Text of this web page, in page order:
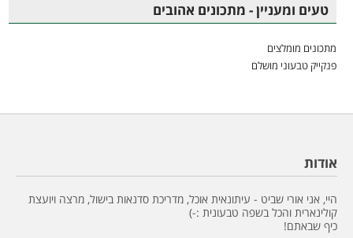
טעים ומעניין - מתכונים אהובים
מתכונים מומלצים
פנקייק טבעוני מושלם
אודות
היי, אני אורי שביט - עיתונאית אוכל, מדריכת סדנאות בישול, מרצה ויועצת
קולינארית והכל בשפה טבעונית :-)
כיף שבאתם!